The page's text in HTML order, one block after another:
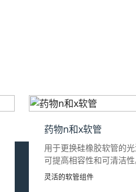
药物n和x软管
用于更换硅橡胶软管的光
可提高相容性和可清洁性
灵活的软管组件